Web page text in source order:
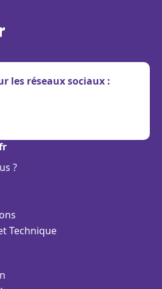
les réseaux sociaux :
?
Technique